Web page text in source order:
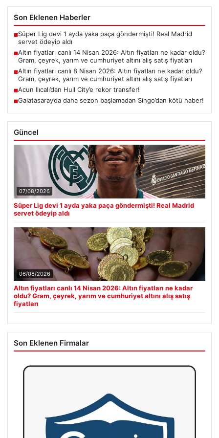
Son Eklenen Haberler
■Süper Lig devi 1 ayda yaka paça göndermişti! Real Madrid
servet ödeyip aldı
■Altın fiyatları canlı 14 Nisan 2026: Altın fiyatları ne kadar oldu?
Gram, çeyrek, yarım ve cumhuriyet altını alış satış fiyatları
■Altın fiyatları canlı 8 Nisan 2026: Altın fiyatları ne kadar oldu?
Gram, çeyrek, yarım ve cumhuriyet altını alış satış fiyatları
■Acun Ilıcalı’dan Hull City’e rekor transfer!
■Galatasaray’da daha sezon başlamadan Singo’dan kötü haber!
Güncel
07/08/2026
Süper Lig devi 1 ayda yaka paça göndermişti! Real Madrid
servet ödeyip aldı
06/08/2026
Altın fiyatları canlı 14 Nisan 2026: Altın fiyatları ne kadar
oldu? Gram, çeyrek, yarım ve cumhuriyet altını alış satış
fiyatları
Son Eklenen Firmalar